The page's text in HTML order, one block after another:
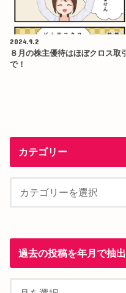
2024.9.2
８月の株主優待はほぼクロス取引
で！
カテゴリー
過去の投稿を年月で抽出